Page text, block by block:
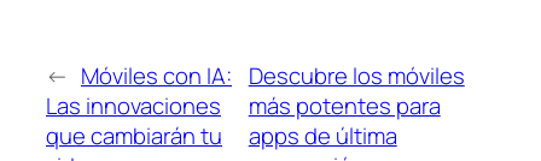
← Móviles con IA:
Las innovaciones
que cambiarán tu
Descubre los móviles
más potentes para
apps de última